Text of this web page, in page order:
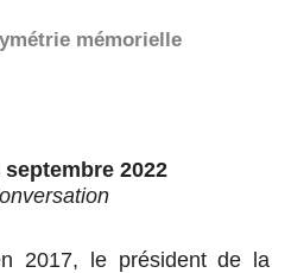
mémorielle
2022
2017, le président de la